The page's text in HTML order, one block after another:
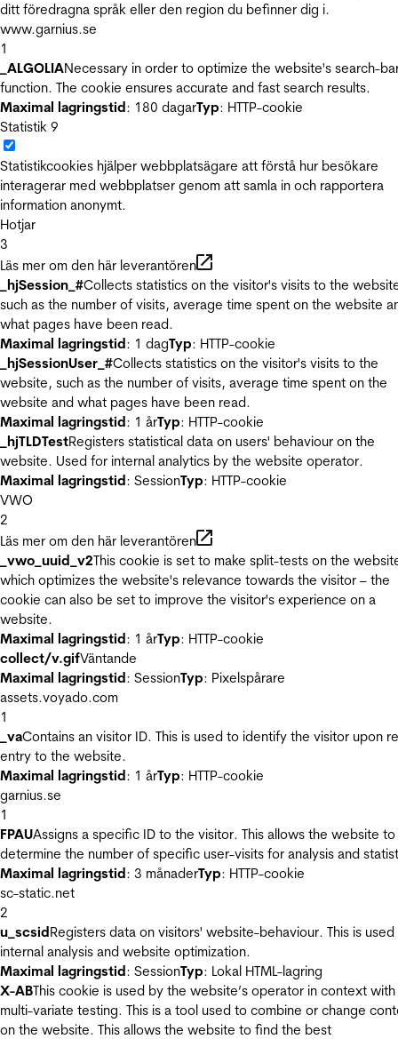
ditt föredragna språk eller den region du befinner dig i.
www.garnius.se
1
_ALGOLIANecessary in order to optimize the website's search-
function. The cookie ensures accurate and fast search results.
Maximal lagringstid: 180 dagarTyp: HTTP-cookie
Statistik 9
Statistikcookies hjälper webbplatsägare att förstå hur besökare
interagerar med webbplatser genom att samla in och rapportera
information anonymt.
Hotjar
3
Läs mer om den här leverantören
_hjSession_#Collects statistics on the visitor's visits to the
such as the number of visits, average time spent on the website
what pages have been read.
Maximal lagringstid: 1 dagTyp: HTTP-cookie
_hjSessionUser_#Collects statistics on the visitor's visits to the
website, such as the number of visits, average time spent on the
website and what pages have been read.
Maximal lagringstid: 1 årTyp: HTTP-cookie
_hjTLDTestRegisters statistical data on users' behaviour on the
website. Used for internal analytics by the website operator.
Maximal lagringstid: SessionTyp: HTTP-cookie
VWO
2
Läs mer om den här leverantören
_vwo_uuid_v2This cookie is set to make split-tests on the
which optimizes the website's relevance towards the visitor – the
cookie can also be set to improve the visitor's experience on a
website.
Maximal lagringstid: 1 årTyp: HTTP-cookie
collect/v.gifVäntande
Maximal lagringstid: SessionTyp: Pixelspårare
assets.voyado.com
1
_vaContains an visitor ID. This is used to identify the visitor upon
entry to the website.
Maximal lagringstid: 1 årTyp: HTTP-cookie
garnius.se
1
FPAUAssigns a specific ID to the visitor. This allows the website to
determine the number of specific user-visits for analysis and
Maximal lagringstid: 3 månaderTyp: HTTP-cookie
sc-static.net
2
u_scsidRegisters data on visitors' website-behaviour. This is
internal analysis and website optimization.
Maximal lagringstid: SessionTyp: Lokal HTML-lagring
X-ABThis cookie is used by the website’s operator in context with
multi-variate testing. This is a tool used to combine or change
on the website. This allows the website to find the best